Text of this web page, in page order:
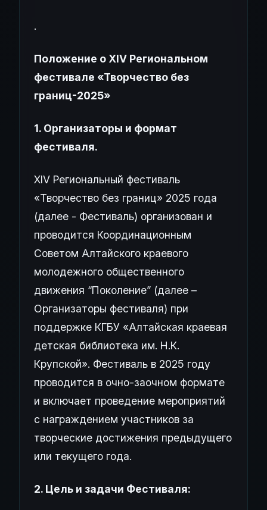
.
Положение о XIV Региональном
фестивале «Творчество без
границ-2025»
1. Организаторы и формат
фестиваля.
XIV Региональный фестиваль
«Творчество без границ» 2025 года
(далее - Фестиваль) организован и
проводится Координационным
Советом Алтайского краевого
молодежного общественного
движения “Поколение” (далее –
Организаторы фестиваля) при
поддержке КГБУ «Алтайская краевая
детская библиотека им. Н.К.
Крупской». Фестиваль в 2025 году
проводится в очно-заочном формате
и включает проведение мероприятий
с награждением участников за
творческие достижения предыдущего
или текущего года.
2. Цель и задачи Фестиваля: